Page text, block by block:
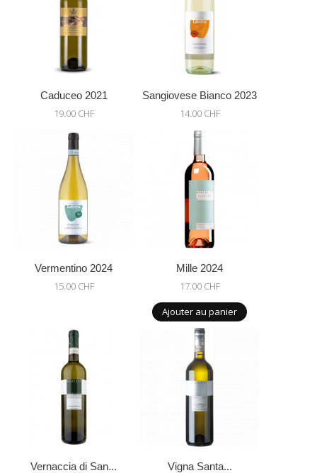
Caduceo 2021
19.00 CHF
Sangiovese Bianco 2023
14.00 CHF
Vermentino 2024
15.00 CHF
Mille 2024
17.00 CHF
Ajouter au panier
Vernaccia di San... Vigna Santa...